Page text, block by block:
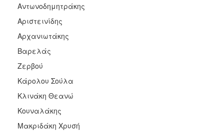
Αντωνοδημητράκης
Αριστεινίδης
Αρχανιωτάκης
Βαρελάς
Ζερβού
Κάρολου Σούλα
Κλινάκη Θεανώ
Κουναλάκης
Μακριδάκη Χρυσή